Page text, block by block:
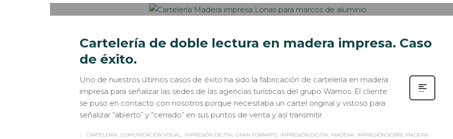
Cartelería de doble lectura en madera impresa. Caso
de éxito.
Uno de nuestros últimos casos de éxito ha sido la fabricación de cartelería en madera
impresa para señalizar las sedes de las agencias turísticas del grupo Wamos. El cliente
se puso en contacto con nosotros porque necesitaba un cartel original y vistoso para
señalizar “abierto” y “cerrado” en sus puntos de venta y así transmitir
CARTELERÍA COMUNICACIÓN VISUAL IMPRESIÓN DIGITAL GRAN FORMATO IMPRESIÓN DIGITAL MADERA
IMPRESIÓN SOBRE MADERA